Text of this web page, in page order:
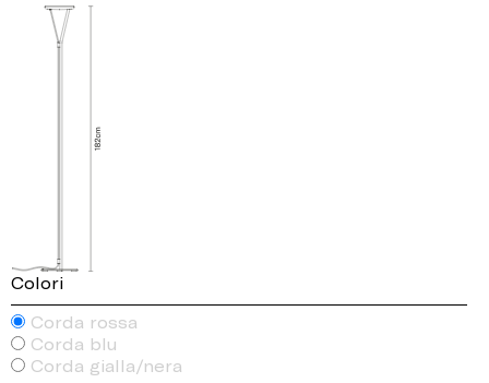
Colori
Corda rossa
Corda blu
Corda gialla/nera